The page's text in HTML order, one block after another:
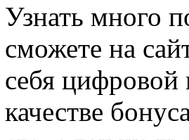
Узнать много
сможете на
себя
качестве